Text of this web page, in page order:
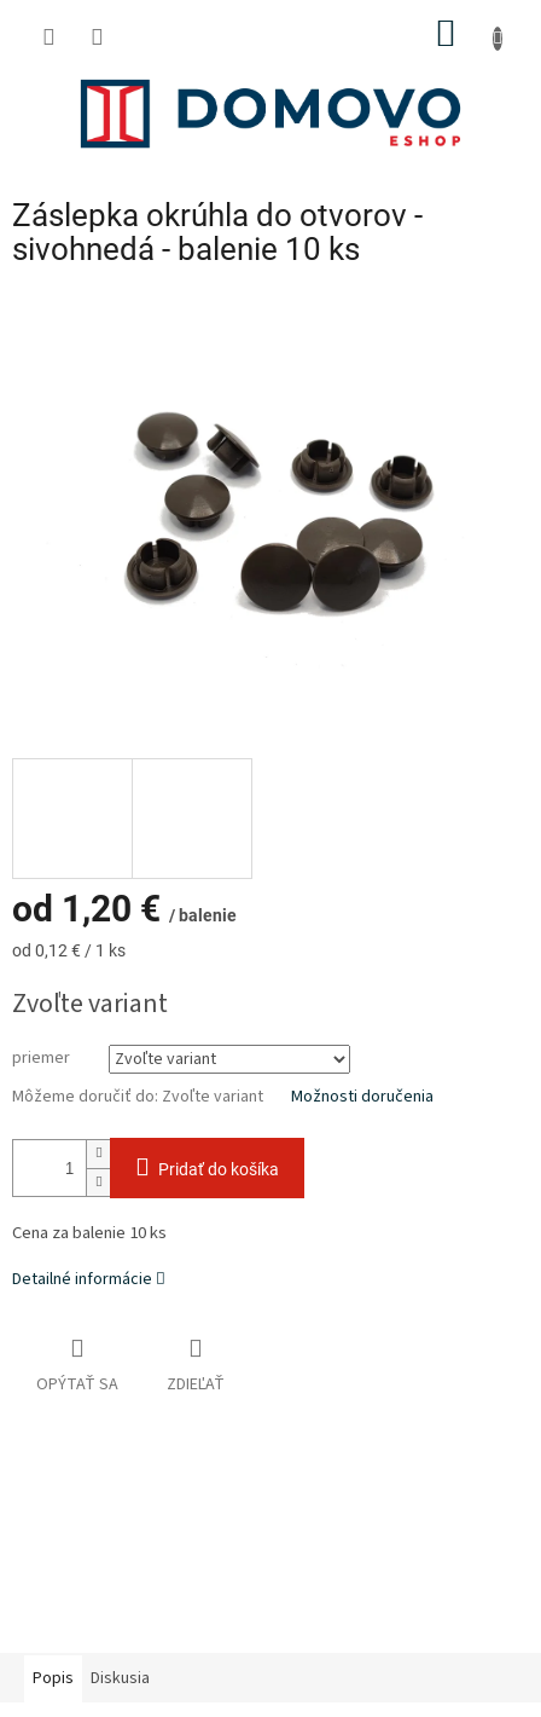
Záslepka okrúhla do otvorov -
sivohnedá - balenie 10 ks
od 1,20 € / balenie
Jednotková
od 0,12 € / 1 ks
Zvoľte variant
priemer
Môžeme doručiť do: Zvoľte variant Možnosti doručenia
Pridať do košíka
Cena za balenie 10 ks
Detailné informácie
OPÝTAŤ SA ZDIEĽAŤ
Popis Diskusia